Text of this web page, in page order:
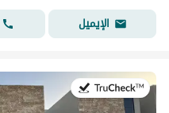
الإيميل
في:26 يوليو 2026